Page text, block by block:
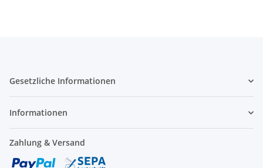
Gesetzliche Informationen
Informationen
Zahlung & Versand